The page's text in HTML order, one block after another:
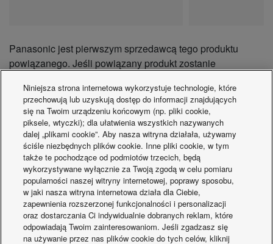
Panasonic jest pierwszym sprzedawcą tego produktu
powiązanego. Jeśli powiązany produkt zostanie
każdy reseller, podnajemca lub podnajemca będzie musiał
spełnić zobowiązanie informacyjne przed zawarciem
umowy, określone w artykule 3(2) Ustawy o danych.
Reseller, podnajemca lub podnajemca musi przekazać
kopię informacji zawartych w niniejszym Powiadomieniu
dla nabywcy, podnajemcy lub podnajemcy.
KONTAKT
W przypadku wszelkich pytań dotyczących obsługi danych
prosimy o kontakt pod adresem:
DataAct@eu.panasonic.com
Niniejsza strona internetowa wykorzystuje technologie, które
przechowują lub uzyskują dostęp do informacji znajdujących
się na Twoim urządzeniu końcowym (np. pliki cookie,
piksele, wtyczki); dla ułatwienia wszystkich nazywanych
dalej „plikami cookie”. Aby nasza witryna działała, używamy
ściśle niezbędnych plików cookie. Inne pliki cookie, w tym
także te pochodzące od podmiotów trzecich, będą
wykorzystywane wyłącznie za Twoją zgodą w celu pomiaru
popularności naszej witryny internetowej, poprawy sposobu,
w jaki nasza witryna internetowa działa dla Ciebie,
zapewnienia rozszerzonej funkcjonalności i personalizacji
oraz dostarczania Ci indywidualnie dobranych reklam, które
odpowiadają Twoim zainteresowaniom. Jeśli zgadzasz się
na używanie przez nas plików cookie do tych celów, kliknij